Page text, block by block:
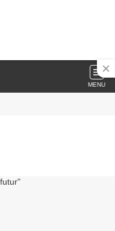
MENU